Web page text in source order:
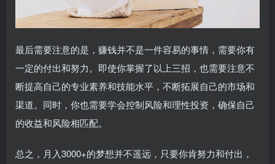
最后需要注意的是，赚钱并不是一件容易的事情，需要你有
一定的付出和努力。即使你掌握了以上三招，也需要注意不
断提高自己的专业素养和技能水平，不断拓展自己的市场和
渠道。同时，你也需要学会控制风险和理性投资，确保自己
的收益和风险相匹配。
总之，月入3000+的梦想并不遥远，只要你肯努力和付出，